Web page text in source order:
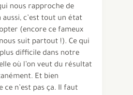
nous rapproche de
c’est tout un état
(encore ce fameux
suit partout !). Ce qui
difficile dans notre
où l’on veut du résultat
Et bien
ce n’est pas ça. Il faut